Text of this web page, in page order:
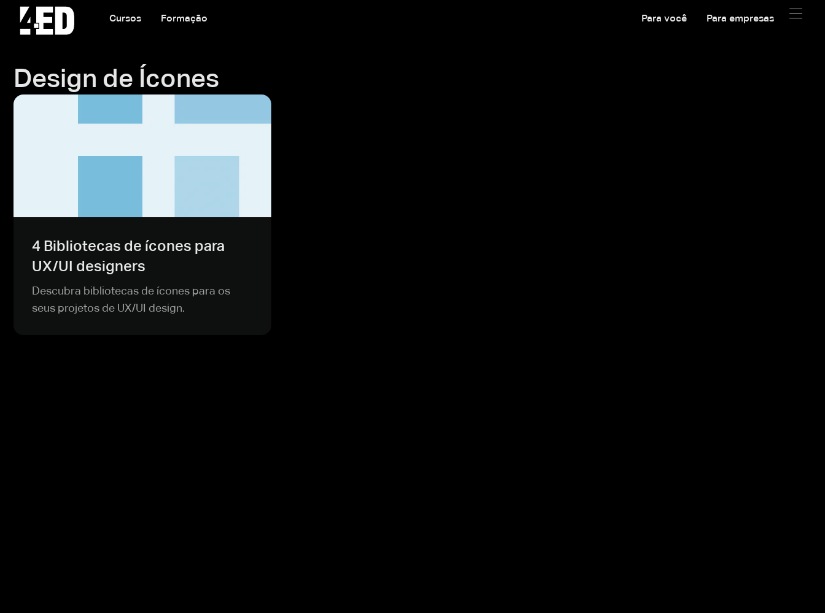
Cursos Formação Para você Para empresas
Design de Ícones
4 Bibliotecas de ícones para
UX/UI designers
Descubra bibliotecas de ícones para os
seus projetos de UX/UI design.